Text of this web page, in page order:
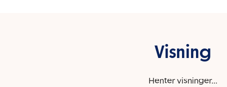
Visning
Henter visninger...